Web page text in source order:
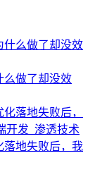
么做了却没效
落地失败后，我